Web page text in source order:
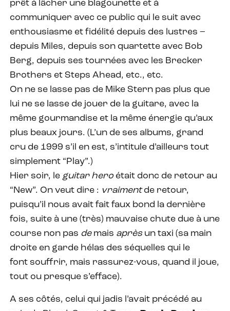
prêt à lâcher une blagounette et à
communiquer avec ce public qui le suit avec
enthousiasme et fidélité depuis des lustres –
depuis Miles, depuis son quartette avec Bob
Berg, depuis ses tournées avec les Brecker
Brothers et Steps Ahead, etc., etc.
On ne se lasse pas de Mike Stern pas plus que
lui ne se lasse de jouer de la guitare, avec la
même gourmandise et la même énergie qu’aux
plus beaux jours. (L’un de ses albums, grand
cru de 1999 s’il en est, s’intitule d’ailleurs tout
simplement “Play”.)
Hier soir, le guitar heroétait donc de retour au
“New”. On veut dire : vraimentde retour,
puisqu’il nous avait fait faux bond la dernière
fois, suite à une (très) mauvaise chute due à une
course non pas demais aprèsun taxi (sa main
droite en garde hélas des séquelles qui le
font souffrir, mais rassurez-vous, quand il joue,
tout ou presque s’efface).
A ses côtés, celui qui jadis l’avait précédé au